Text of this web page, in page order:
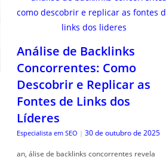
Análise de Backlinks
Concorrentes: Como
Descobrir e Replicar as
Fontes de Links dos
Líderes
Especialista em SEO | 30 de outubro de 2025
an, álise de backlinks concorrentes revela